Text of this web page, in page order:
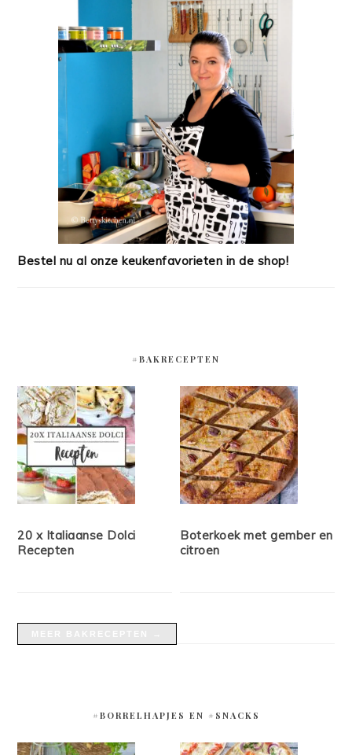
Bestel nu al onze keukenfavorieten in de shop!
#BAKRECEPTEN
20 x Italiaanse Dolci
Recepten
Boterkoek met gember en
citroen
#BORRELHAPJES EN #SNACKS